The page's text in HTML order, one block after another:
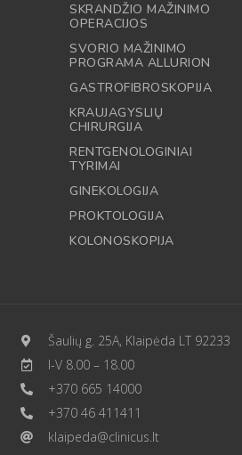
SKRANDŽIO MAŽINIMO
OPERACIJOS
SVORIO MAŽINIMO
PROGRAMA ALLURION
GASTROFIBROSKOPIJA
KRAUJAGYSLIŲ
CHIRURGIJA
RENTGENOLOGINIAI
TYRIMAI
GINEKOLOGIJA
PROKTOLOGIJA
KOLONOSKOPIJA
Šaulių g. 25A, Klaipėda LT 92233
I-V 8.00 – 18.00
+370 665 14000
+370 46 411411
klaipeda@clinicus.lt